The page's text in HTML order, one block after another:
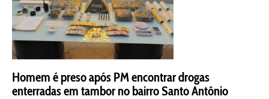
Homem é preso após PM encontrar drogas
enterradas em tambor no bairro Santo Antônio